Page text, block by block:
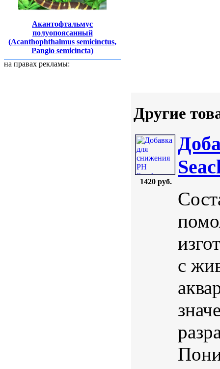
Акантофтальмус
полуопоясанный
(Acanthophthalmus semicinctus,
Pangio semicincta)
на правах рекламы:
Другие
1420 руб.
с